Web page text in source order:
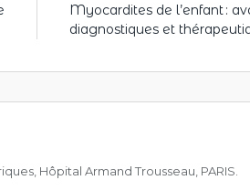
Myocardites de l’enfant :
diagnostiques et
Hôpital Armand Trousseau, PARIS.